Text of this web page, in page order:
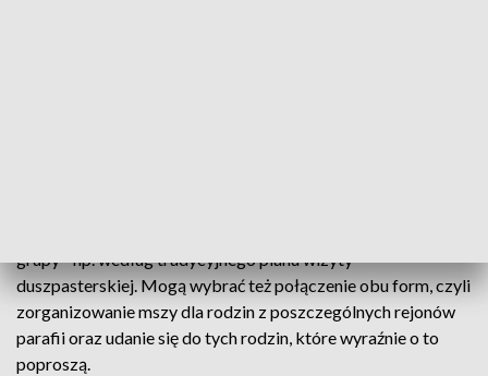
grupy - np. według tradycyjnego planu wizyty
duszpasterskiej. Mogą wybrać też połączenie obu form, czyli
zorganizowanie mszy dla rodzin z poszczególnych rejonów
parafii oraz udanie się do tych rodzin, które wyraźnie o to
poproszą.